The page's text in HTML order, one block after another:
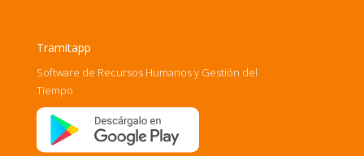
Tramitapp
Software de Recursos Humanos y Gestión del
Tiempo